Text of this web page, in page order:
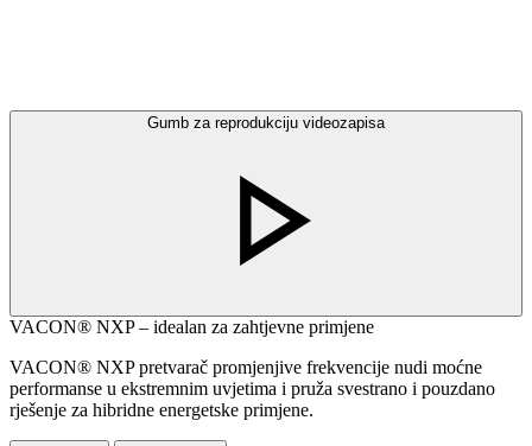
Gumb za reprodukciju videozapisa
VACON® NXP – idealan za zahtjevne primjene
VACON® NXP pretvarač promjenjive frekvencije nudi moćne
performanse u ekstremnim uvjetima i pruža svestrano i pouzdano
rješenje za hibridne energetske primjene.